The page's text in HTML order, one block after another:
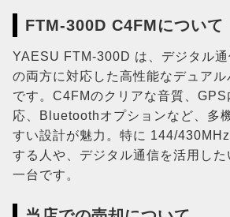
FTM-300D C4FMについて
YAESU FTM-300D は、デジタル
の両方に対応した高性能なデュア
です。C4FMのクリアな音質、
応、Bluetoothオプションなど、多
すい設計が魅力。特に 144/
する人や、デジタル通信を活用し
一台です。